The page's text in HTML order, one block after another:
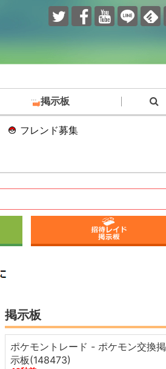
掲示板
フレンド募集
掲示板
ポケモントレード - ポケモン交換掲
示板(148473)